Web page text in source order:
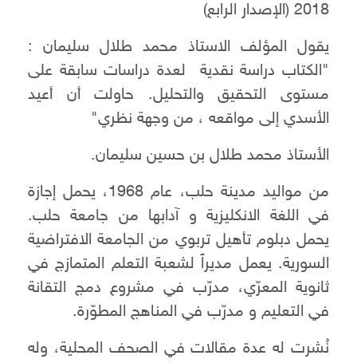
2018 (الإصدار الرابع)
يقول المؤلف الاستاذ محمد طلال سليمان :
"الكتاب دراسة نقدية لعدة دراسات سابقة على
مستوى التحقيق والتحليل. حاولت أن أعيد
الأسدي إلى مواقعه ، من وجهة نظري"
الأستاذ محمد طلال بن حسين سليمان.
من مواليد مدينة حلب، عام 1968، يحمل إجازة
في اللغة الانكليزية و آدابها من جامعة حلب.
يحمل دبلوم تأهيل تربوي من الجامعة الافتراضية
السورية. يعمل مديراً لشعبة التعلم المتمازج في
ثانوية المعرّي، مدرّب في مشروع دمج التقانة
في التعليم و مدرّب في المناهج المطوّرة.
نُشرت له عدة مقالات في الصحف المحلية، وله